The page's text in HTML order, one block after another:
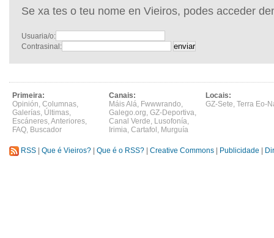
Se xa tes o teu nome en Vieiros, podes acceder
Usuaria/o:
Contrasinal:
Primeira:
Opinión, Columnas,
Galerías, Últimas,
Escáneres,Anteriores,
FAQ, Buscador
Canais:
Máis Alá, Fwwwrando,
Galego.org, GZ-Deportiva,
Canal Verde, Lusofonía,
Irimia, Cartafol , Murguía
Locais:
GZ-Sete, Terra Eo-
RSS Que é Vieiros? Que é o RSS? Creative Commons Publicidade